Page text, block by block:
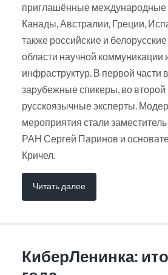
приглашённые международные
Канады, Австралии, Греции,
также российские и
области научной коммуникации
инфраструктур. В первой части
зарубежные спикеры, во
русскоязычные эксперты.
мероприятия стали
РАН Сергей Паринов и
Кричел.
Читать далее
КиберЛенинка: